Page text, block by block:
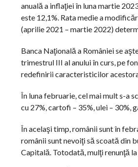
anuală a inflaţiei în luna martie
este 12,1%. Rata medie a
(aprilie 2021 – martie 2022)
Banca Naţională a României se
trimestrul III al anului în curs, pe
redefinirii caracteristicilor
În luna februarie, cel mai mult s-a
cu 27%, cartofi – 35%, ulei – 30%,
În acelaşi timp, românii sunt în
românii sunt nevoiţi să scoată din
Capitală. Totodată, mulţi renunţă